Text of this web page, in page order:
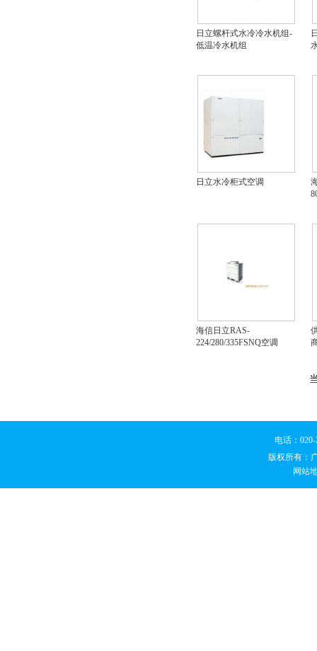
日立螺杆式水冷冷水机组-
低温冷水机组
日立水冷柜式空调
海信日立RAS-
224/280/335FSNQ空调
电话：
版权所有：
网站